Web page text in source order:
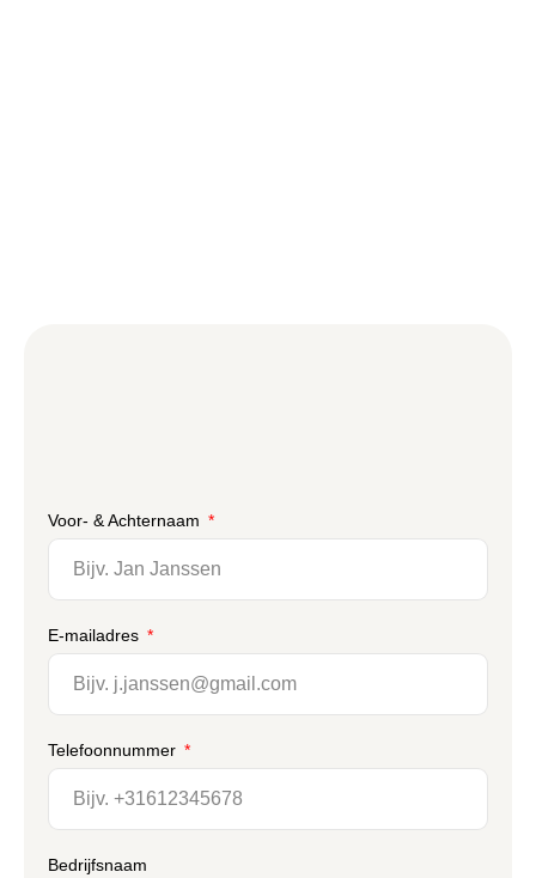
Voor- & Achternaam
E-mailadres
Telefoonnummer
Bedrijfsnaam